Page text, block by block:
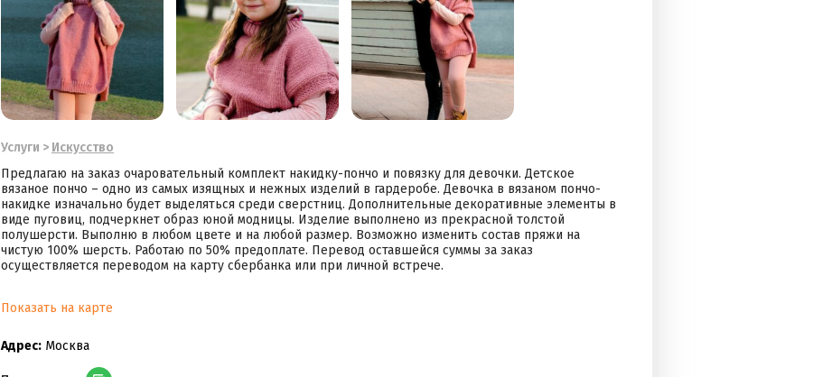
Услуги > Искусство
Предлагаю на заказ очаровательный комплект накидку-пончо и повязку для девочки. Детское
вязаное пончо – одно из самых изящных и нежных изделий в гардеробе. Девочка в вязаном пончо-
накидке изначально будет выделяться среди сверстниц. Дополнительные декоративные элементы в
виде пуговиц, подчеркнет образ юной модницы. Изделие выполнено из прекрасной толстой
полушерсти. Выполню в любом цвете и на любой размер. Возможно изменить состав пряжи на
чистую 100% шерсть. Работаю по 50% предоплате. Перевод оставшейся суммы за заказ
осуществляется переводом на карту сбербанка или при личной встрече.
Показать на карте
Адрес: Москва